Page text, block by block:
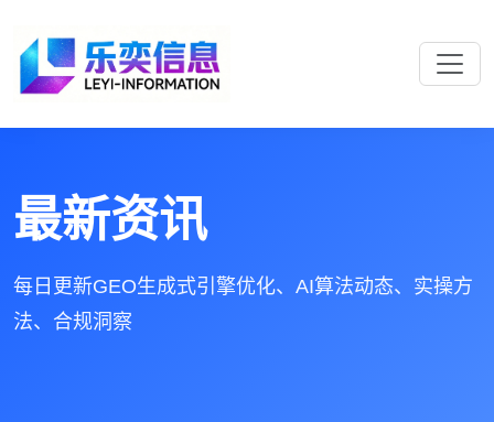
最新资讯
每日更新GEO生成式引擎优化、AI算法动态、实操方
法、合规洞察